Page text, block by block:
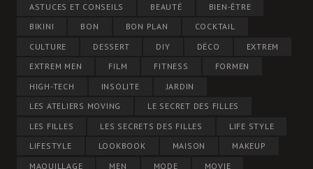
ASTUCES ET CONSEILS
BEAUTÉ
BIEN-ÊTRE
BIKINI
BON BON PLAN
COCKTAIL
CULTURE
DESSERT DIY DÉCO
EXTREM
EXTREM MEN
FILM FITNESS
FORMEN
HIGH-TECH
INSOLITE
JARDIN
LES ATELIERS MOVING
LE SECRET DES FILLES
LES FILLES
LES SECRETS DES FILLES
LIFE STYLE
LIFESTYLE
LOOKBOOK MAISON
MAKEUP
MAQUILLAGE
MEN MODE
MOVIE